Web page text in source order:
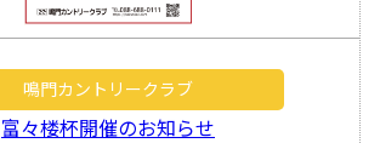
鳴門カントリークラブ
富々楼杯開催のお知らせ